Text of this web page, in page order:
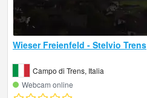
Wieser Freienfeld - Stelvio Trens
Campo di Trens, Italia
Webcam online